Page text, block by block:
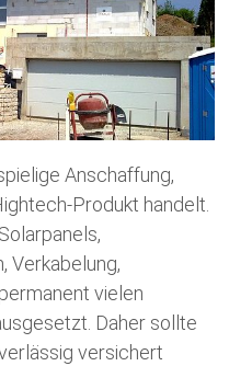
Anschaffung,
Produkt handelt.
Verkabelung,
vielen
Daher sollte
versichert